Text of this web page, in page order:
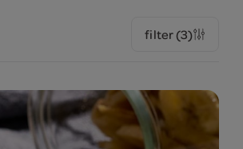
filter (3)